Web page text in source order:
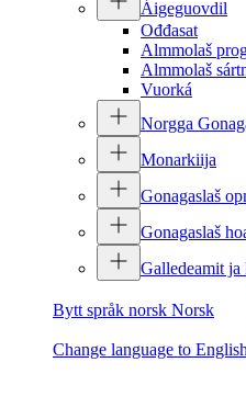
Áigeguovdil
Ođđasat
Almmolaš
Almmolaš
Vuorká
Norgga
Monarkiija
Gonagaslaš
Gonagaslaš
Galledeamit
Bytt språk norsk Norsk
Change language to English